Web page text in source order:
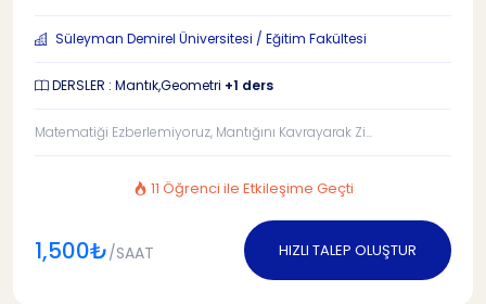
Süleyman Demirel Üniversitesi / Eğitim Fakültesi
DERSLER : Mantık,Geometri +1 ders
Matematiği Ezberlemiyoruz, Mantığını Kavrayarak Zi...
11 Öğrenci ile Etkileşime Geçti
1,500₺/SAAT HIZLI TALEP OLUŞTUR